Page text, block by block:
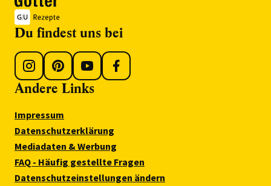
Du findest uns bei
Andere Links
Impressum
Datenschutzerklärung
Mediadaten & Werbung
FAQ - Häufig gestellte Fragen
Datenschutzeinstellungen ändern